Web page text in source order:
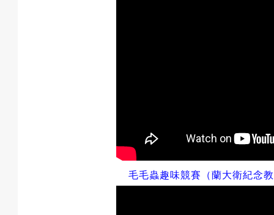
毛毛蟲趣味競賽（蘭大衛紀念